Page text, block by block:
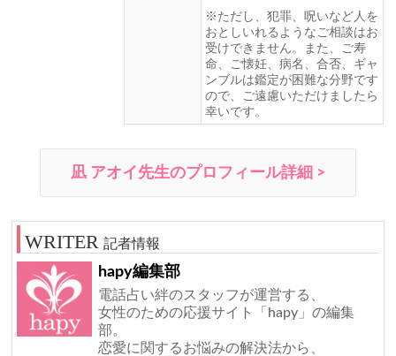
※ただし、犯罪、呪いなど人を
おとしいれるようなご相談はお
受けできません。また、ご寿
命、ご懐妊、病名、合否、ギャ
ンブルは鑑定が困難な分野です
ので、ご遠慮いただけましたら
幸いです。
凪 アオイ先生のプロフィール詳細 >
記者情報
hapy編集部
電話占い絆のスタッフが運営する、
女性のための応援サイト「hapy」の編集
部。
恋愛に関するお悩みの解決法から、